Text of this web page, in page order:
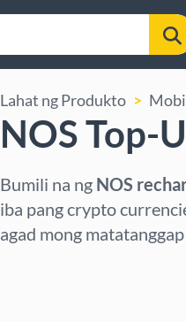
Lahat ng Produkto
NOS Top-
Bumili na ng NOS
iba pang crypto
agad mong